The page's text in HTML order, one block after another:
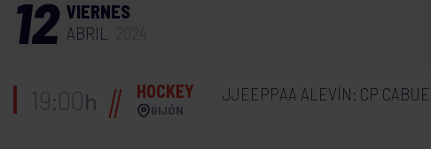
12 VIERNES
ABRIL
19:00h HOCKEY
GIJÓN
JJEEPPAA ALEVÍN: CP